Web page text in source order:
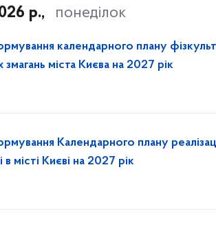
р., понеділок
календарного плану
змагань міста Києва на 2027 рік
Календарного плану
місті Києві на 2027 рік